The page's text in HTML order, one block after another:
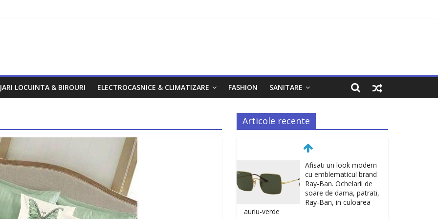
LOCUINTA & BIROURI ELECTROCASNICE & CLIMATIZARE FASHION SANITARE
Articole recente
Afisati un look modern
cu emblematicul brand
Ray-Ban. Ochelarii de
soare de dama, patrati,
Ray-Ban, in culoarea
auriu-verde